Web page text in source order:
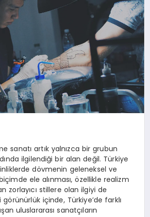
sanatı artık yalnızca bir grubun
ilgilendiği bir alan değil. Türkiye
dövmenin geleneksel ve
ele alınması, özellikle realizm
zorlayıcı stillere olan ilgiyi de
görünürlük içinde, Türkiye’de farklı
uluslararası sanatçıların